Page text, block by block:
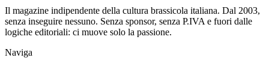
Il magazine indipendente della cultura brassicola italiana. Dal 2003,
senza inseguire nessuno. Senza sponsor, senza P.IVA e fuori dalle
logiche editoriali: ci muove solo la passione.
Naviga